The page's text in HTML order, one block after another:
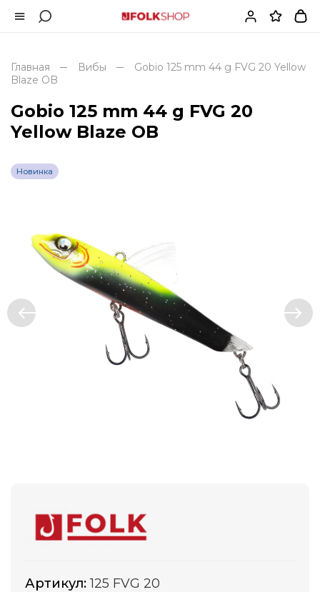
Главная Вибы
Gobio 125 mm 44 g FVG 20 Yellow
Blaze OB
Gobio 125 mm 44 g FVG 20
Yellow Blaze OB
Новинка
Артикул:125 FVG 20